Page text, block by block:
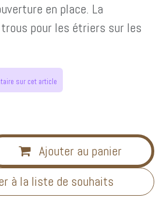
en place. La
pour les étriers sur les
sur cet article
Ajouter au panier
à la liste de souhaits